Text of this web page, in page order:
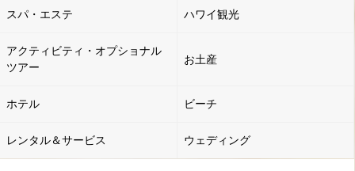
スパ・エステ ハワイ観光
アクティビティ・オプショナル
ツアー
お土産
ホテル ビーチ
レンタル＆サービス ウェディング